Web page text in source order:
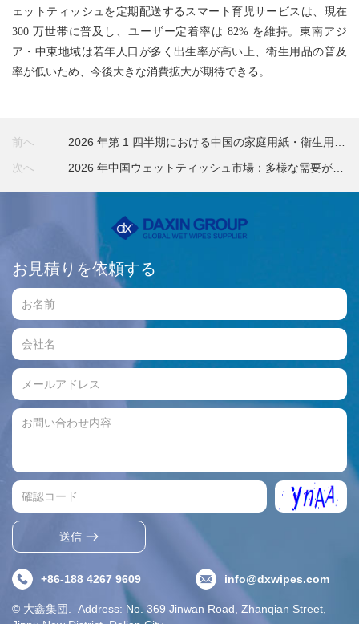
ェットティッシュを定期配送するスマート育児サービスは、現在
300 万世帯に普及し、ユーザー定着率は 82% を維持。東南アジ
ア・中東地域は若年人口が多く出生率が高い上、衛生用品の普及
率が低いため、今後大きな消費拡大が期待できる。
前へ
2026 年第 1 四半期における中国の家庭用紙・衛生用品
次へ
2026 年中国ウェットティッシュ市場：多様な需要が牽
お見積りを依頼する
送信
+86-188 4267 9609 info@dxwipes.com
© 大鑫集団. Address: No. 369 Jinwan Road, Zhanqian Street,